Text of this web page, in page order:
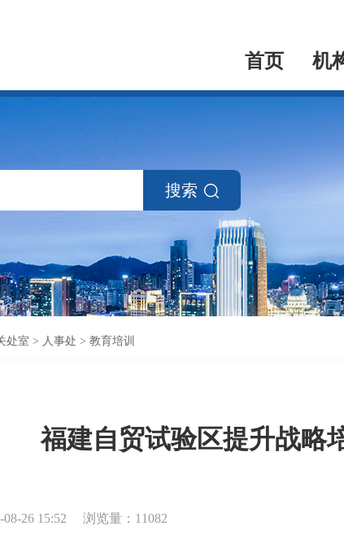
首页 机
搜索
处室 > 人事处 > 教育培训
福建自贸试验区提升战略
26 15:52 浏览量：11082